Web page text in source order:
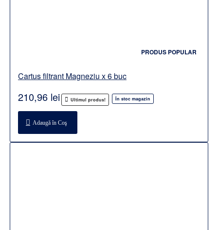
PRODUS POPULAR
Cartus filtrant Magneziu x 6 buc
Ultimul produs! În stoc magazin
210,96 lei
Adaugă în Coş